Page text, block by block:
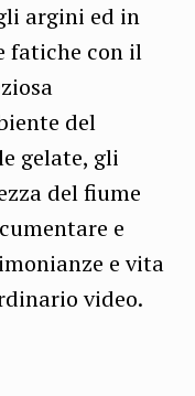
argini ed in
fatiche con il
del
gelate, gli
del fiume
e
e vita
video.